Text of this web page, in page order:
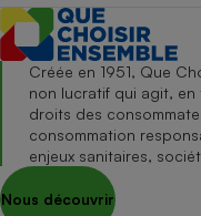
Créée en 1951, Que
non lucratif qui agit,
droits des
consommation
enjeux sanitaires,
Nous découvrir